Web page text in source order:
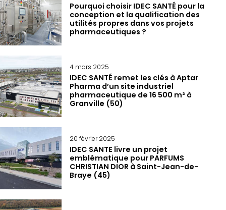
Pourquoi choisir IDEC SANTÉ pour la
conception et la qualification des
utilités propres dans vos projets
pharmaceutiques ?
4 mars 2025
IDEC SANTÉ remet les clés à Aptar
Pharma d’un site industriel
pharmaceutique de 16 500 m² à
Granville (50)
20 février 2025
IDEC SANTE livre un projet
emblématique pour PARFUMS
CHRISTIAN DIOR à Saint-Jean-de-
Braye (45)